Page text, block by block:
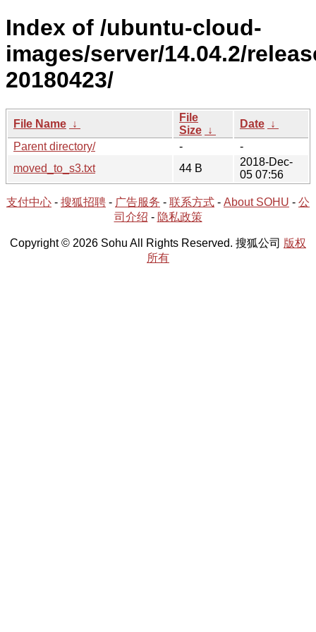
Index of /ubuntu-cloud-
images/server/14.04.2/
20180423/
File Name ↓
File
Size ↓
Date ↓
Parent directory/
-
-
moved_to_s3.txt
44 B
2018-Dec-
05 07:56
支付中心 - 搜狐招聘 - 广告服务 - 联系方式 - About SOHU - 公
司介绍 - 隐私政策
Copyright © 2026 Sohu All Rights Reserved. 搜狐公司 版权
所有